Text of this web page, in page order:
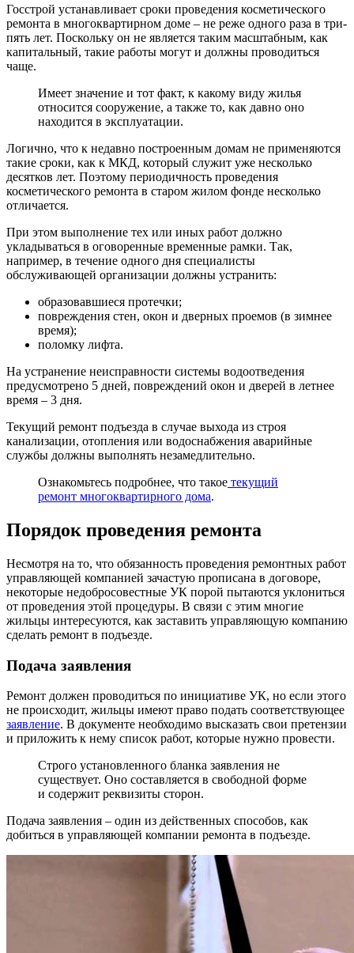
Госстрой устанавливает сроки проведения косметического
ремонта в многоквартирном доме – не реже одного раза в три-
пять лет. Поскольку он не является таким масштабным, как
капитальный, такие работы могут и должны проводиться
чаще.
Имеет значение и тот факт, к какому виду жилья
относится сооружение, а также то, как давно оно
находится в эксплуатации.
Логично, что к недавно построенным домам не применяются
такие сроки, как к МКД, который служит уже несколько
десятков лет. Поэтому периодичность проведения
косметического ремонта в старом жилом фонде несколько
отличается.
При этом выполнение тех или иных работ должно
укладываться в оговоренные временные рамки. Так,
например, в течение одного дня специалисты
обслуживающей организации должны устранить:
образовавшиеся протечки;
повреждения стен, окон и дверных проемов (в зимнее
время);
поломку лифта.
На устранение неисправности системы водоотведения
предусмотрено 5 дней, повреждений окон и дверей в летнее
время – 3 дня.
Текущий ремонт подъезда в случае выхода из строя
канализации, отопления или водоснабжения аварийные
службы должны выполнять незамедлительно.
Ознакомьтесь подробнее, что такое текущий
ремонт многоквартирного дома.
Порядок проведения ремонта
Несмотря на то, что обязанность проведения ремонтных работ
управляющей компанией зачастую прописана в договоре,
некоторые недобросовестные УК порой пытаются уклониться
от проведения этой процедуры. В связи с этим многие
жильцы интересуются, как заставить управляющую компанию
сделать ремонт в подъезде.
Подача заявления
Ремонт должен проводиться по инициативе УК, но если этого
не происходит, жильцы имеют право подать соответствующее
заявление. В документе необходимо высказать свои претензии
и приложить к нему список работ, которые нужно провести.
Строго установленного бланка заявления не
существует. Оно составляется в свободной форме
и содержит реквизиты сторон.
Подача заявления – один из действенных способов, как
добиться в управляющей компании ремонта в подъезде.